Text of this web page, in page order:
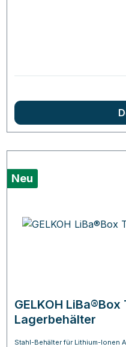
Neu
GELKOH
Lagerbehälter
Stahl-Behälter für Lithium-Ionen